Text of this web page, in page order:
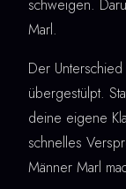
schweigen.
Marl.
Der
übergestülpt.
deine eigene
schnelles
Männer Marl